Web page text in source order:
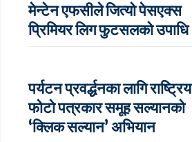
मेन्टेन एफसीले जित्यो पेसएक्स
प्रिमियर लिग फुटसलको उपाधि
पर्यटन प्रवर्द्धनका लागि राष्ट्रिय
फोटो पत्रकार समूह सल्यानको
‘क्लिक सल्यान’ अभियान